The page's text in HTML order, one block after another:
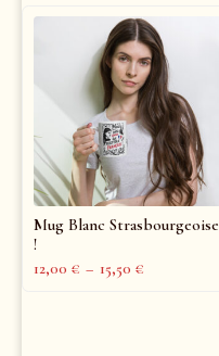
Mug Blanc Strasbourgeoise
!
12,00 € – 15,50 €